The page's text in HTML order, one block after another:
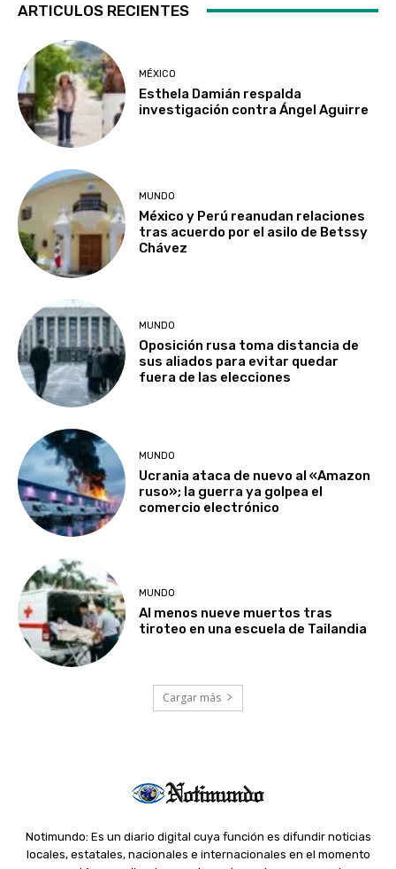
ARTICULOS RECIENTES
MÉXICO
Esthela Damián respalda
investigación contra Ángel Aguirre
MUNDO
México y Perú reanudan relaciones
tras acuerdo por el asilo de Betssy
Chávez
MUNDO
Oposición rusa toma distancia de
sus aliados para evitar quedar
fuera de las elecciones
MUNDO
Ucrania ataca de nuevo al «Amazon
ruso»; la guerra ya golpea el
comercio electrónico
MUNDO
Al menos nueve muertos tras
tiroteo en una escuela de Tailandia
Cargar más
Notimundo: Es un diario digital cuya función es difundir noticias
locales, estatales, nacionales e internacionales en el momento